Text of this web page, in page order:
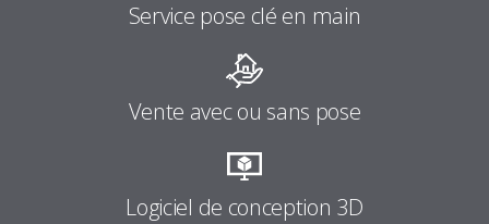
Service pose clé en main
Vente avec ou sans pose
Logiciel de conception 3D